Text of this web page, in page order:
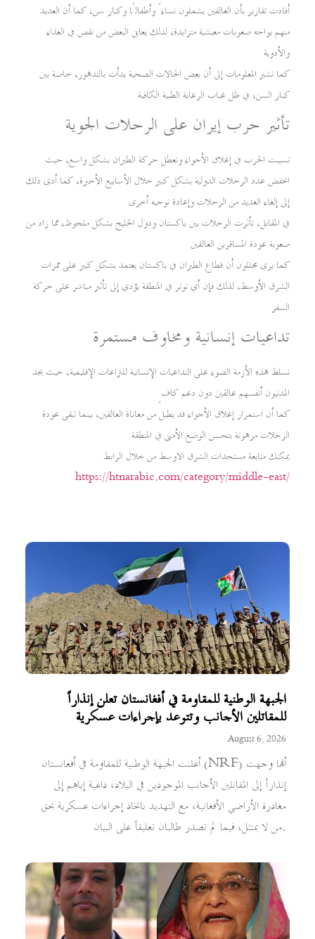
الجبهة الوطنية للمقاومة في أفغانستان تعلن إنذاراً
للمقاتلين الأجانب وتتوعد بإجراءات عسكرية
August 6, 2026
أعلنت الجبهة الوطنية للمقاومة في أفغانستان (NRF) أنها وجهت
إنذاراً إلى المقاتلين الأجانب الموجودين في البلاد، داعية إياهم إلى
مغادرة الأراضي الأفغانية، مع التهديد باتخاذ إجراءات عسكرية بحق
من لا يمتثل، فيما لم تصدر طالبان تعليقاً على البيان.
أفادت تقارير بأن العالقين يشملون نساءً وأطفالًا وكبار سن، كما أن العديد
منهم يواجه صعوبات معيشية متزايدة، لذلك يعاني البعض من نقص في الغذاء
والأدوية
كما تشير المعلومات إلى أن بعض الحالات الصحية بدأت بالتدهور، خاصة بين
كبار السن، في ظل غياب الرعاية الطبية الكافية
تأثير حرب إيران على الرحلات الجوية
تسببت الحرب في إغلاق الأجواء وتعطل حركة الطيران بشكل واسع، حيث
انخفض عدد الرحلات الدولية بشكل كبير خلال الأسابيع الأخيرة، كما أدى ذلك
إلى إلغاء العديد من الرحلات وإعادة توجيه أخرى
في المقابل، تأثرت الرحلات بين باكستان ودول الخليج بشكل ملحوظ، مما زاد من
صعوبة عودة المسافرين العالقين
كما يرى محللون أن قطاع الطيران في باكستان يعتمد بشكل كبير على ممرات
الشرق الأوسط، لذلك فإن أي توتر في المنطقة يؤدي إلى تأثير مباشر على حركة
السفر
تداعيات إنسانية ومخاوف مستمرة
تسلط هذه الأزمة الضوء على التداعيات الإنسانية للنزاعات الإقليمية، حيث يجد
المدنيون أنفسهم عالقين دون دعم كافٍ
كما أن استمرار إغلاق الأجواء قد يطيل من معاناة العالقين، بينما تبقى عودة
الرحلات مرهونة بتحسن الوضع الأمني في المنطقة
يمكنك متابعة مستجدات الشرق الاوسط من خلال الرابط
https://htnarabic.com/category/middle-east/